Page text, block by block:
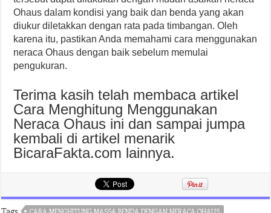
Ohaus dalam kondisi yang baik dan benda yang akan
diukur diletakkan dengan rata pada timbangan. Oleh
karena itu, pastikan Anda memahami cara menggunakan
neraca Ohaus dengan baik sebelum memulai
pengukuran.
Terima kasih telah membaca artikel
Cara Menghitung Menggunakan
Neraca Ohaus ini dan sampai jumpa
kembali di artikel menarik
BicaraFakta.com lainnya.
Tags